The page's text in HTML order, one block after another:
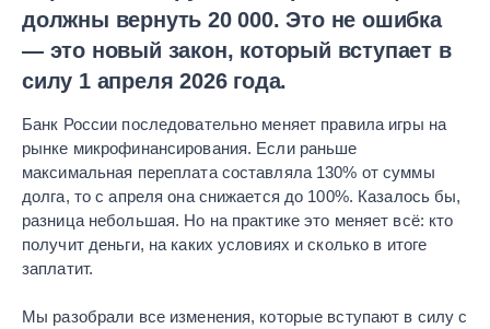
должны вернуть 20 000. Это не ошибка
— это новый закон, который вступает в
силу 1 апреля 2026 года.
Банк России последовательно меняет правила игры на
рынке микрофинансирования. Если раньше
максимальная переплата составляла 130% от суммы
долга, то с апреля она снижается до 100%. Казалось бы,
разница небольшая. Но на практике это меняет всё: кто
получит деньги, на каких условиях и сколько в итоге
заплатит.
Мы разобрали все изменения, которые вступают в силу с